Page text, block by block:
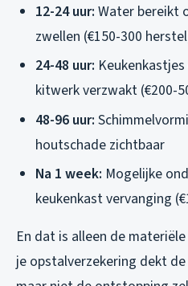
12-24 uur: Water bereikt
zwellen (€150-300
24-48 uur:
kitwerk verzwakt (€200-
48-96 uur:
houtschade zichtbaar
Na 1 week: Mogelijke
keukenkast vervanging
En dat is alleen de
je opstalverzekering dekt